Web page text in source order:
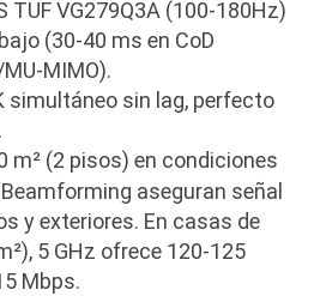
(6)
TUF VG279Q3A (100-180Hz)
(30-40 ms en CoD
MIMO).
simultáneo sin lag, perfecto
m² (2 pisos) en condiciones
aseguran señal
y exteriores. En casas de
5 GHz ofrece 120-125
Mbps.